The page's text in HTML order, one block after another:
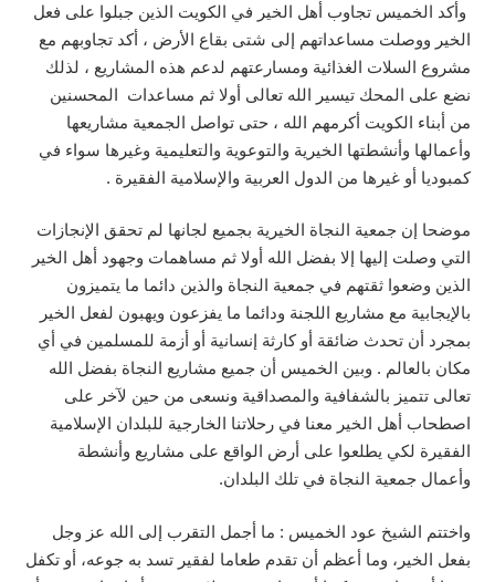
وأكد الخميس تجاوب أهل الخير في الكويت الذين جبلوا على فعل
الخير ووصلت مساعداتهم إلى شتى بقاع الأرض ، أكد تجاوبهم مع
مشروع السلات الغذائية ومسارعتهم لدعم هذه المشاريع ، لذلك
نضع على المحك تيسير الله تعالى أولا ثم مساعدات المحسنين
من أبناء الكويت أكرمهم الله ، حتى تواصل الجمعية مشاريعها
وأعمالها وأنشطتها الخيرية والتوعوية والتعليمية وغيرها سواء في
كمبوديا أو غيرها من الدول العربية والإسلامية الفقيرة .
موضحا إن جمعية النجاة الخيرية بجميع لجانها لم تحقق الإنجازات
التي وصلت إليها إلا بفضل الله أولا ثم مساهمات وجهود أهل الخير
الذين وضعوا ثقتهم في جمعية النجاة والذين دائما ما يتميزون
بالإيجابية مع مشاريع اللجنة ودائما ما يفزعون ويهبون لفعل الخير
بمجرد أن تحدث ضائقة أو كارثة إنسانية أو أزمة للمسلمين في أي
مكان بالعالم . وبين الخميس أن جميع مشاريع النجاة بفضل الله
تعالى تتميز بالشفافية والمصداقية ونسعى من حين لآخر على
اصطحاب أهل الخير معنا في رحلاتنا الخارجية للبلدان الإسلامية
الفقيرة لكي يطلعوا على أرض الواقع على مشاريع وأنشطة
وأعمال جمعية النجاة في تلك البلدان.
واختتم الشيخ عود الخميس : ما أجمل التقرب إلى الله عز وجل
بفعل الخير، وما أعظم أن تقدم طعاما لفقير تسد به جوعه، أو تكفل